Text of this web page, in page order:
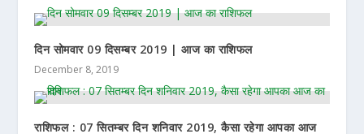
दिन सोमवार 09 दिसम्बर 2019 | आज का राशिफल
December 8, 2019
राशिफल : 07 सितम्बर दिन शनिवार 2019, कैसा रहेगा आपका आज